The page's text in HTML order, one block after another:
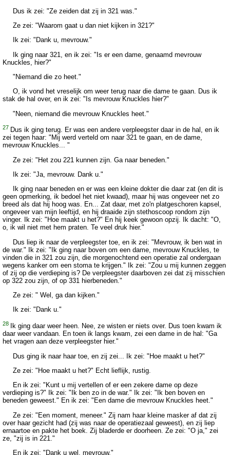
Dus ik zei: "Ze zeiden dat zij in 321 was."
Ze zei: "Waarom gaat u dan niet kijken in 321?"
Ik zei: "Dank u, mevrouw."
Ik ging naar 321, en ik zei: "Is er een dame, genaamd mevrouw
Knuckles, hier?"
"Niemand die zo heet."
O, ik vond het vreselijk om weer terug naar die dame te gaan. Dus ik
stak de hal over, en ik zei: "Is mevrouw Knuckles hier?"
"Neen, niemand die mevrouw Knuckles heet."
27 Dus ik ging terug. Er was een andere verpleegster daar in de hal, en ik
zei tegen haar: "Mij werd verteld om naar 321 te gaan, en de dame,
mevrouw Knuckles... "
Ze zei: "Het zou 221 kunnen zijn. Ga naar beneden."
Ik zei: "Ja, mevrouw. Dank u."
Ik ging naar beneden en er was een kleine dokter die daar zat (en dit is
geen opmerking, ik bedoel het niet kwaad), maar hij was ongeveer net zo
breed als dat hij hoog was. En... Zat daar, met zo'n platgeschoren kapsel,
ongeveer van mijn leeftijd, en hij draaide zijn stethoscoop rondom zijn
vinger. Ik zei: "Hoe maakt u het?" En hij keek gewoon opzij. Ik dacht: "O,
o, ik wil niet met hem praten. Te veel druk hier."
Dus liep ik naar de verpleegster toe, en ik zei: "Mevrouw, ik ben wat in
de war." Ik zei: "Ik ging naar boven om een dame, mevrouw Knuckles, te
vinden die in 321 zou zijn, die morgenochtend een operatie zal ondergaan
wegens kanker om een stoma te krijgen." Ik zei: "Zou u mij kunnen zeggen
of zij op die verdieping is? De verpleegster daarboven zei dat zij misschien
op 322 zou zijn, of op 331 hierbeneden."
Ze zei: " Wel, ga dan kijken."
Ik zei: "Dank u."
28
Ik ging daar weer heen. Nee, ze wisten er niets over. Dus toen kwam ik
daar weer vandaan. En toen ik langs kwam, zei een dame in de hal: "Ga
het vragen aan deze verpleegster hier."
Dus ging ik naar haar toe, en zij zei... Ik zei: "Hoe maakt u het?"
Ze zei: "Hoe maakt u het?" Echt lieflijk, rustig.
En ik zei: "Kunt u mij vertellen of er een zekere dame op deze
verdieping is?" Ik zei: "Ik ben zo in de war." Ik zei: "Ik ben boven en
beneden geweest." En ik zei: "Een dame die mevrouw Knuckles heet."
Ze zei: "Een moment, meneer." Zij nam haar kleine masker af dat zij
over haar gezicht had (zij was naar de operatiezaal geweest), en zij liep
ernaartoe en pakte het boek. Zij bladerde er doorheen. Ze zei: "O ja," zei
ze, "zij is in 221."
En ik zei: "Dank u wel, mevrouw."